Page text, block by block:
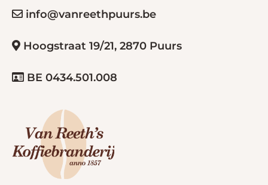
info@vanreethpuurs.be
Hoogstraat 19/21, 2870 Puurs
BE 0434.501.008